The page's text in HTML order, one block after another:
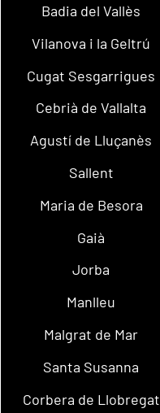
Badia del Vallès
Vilanova i la Geltrú
Cugat Sesgarrigues
Cebrià de Vallalta
Agustí de Lluçanès
Sallent
Maria de Besora
Gaià
Jorba
Manlleu
Malgrat de Mar
Santa Susanna
Corbera de Llobregat